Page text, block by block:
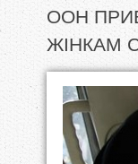
В
и
ООН
ЖІНКАМ